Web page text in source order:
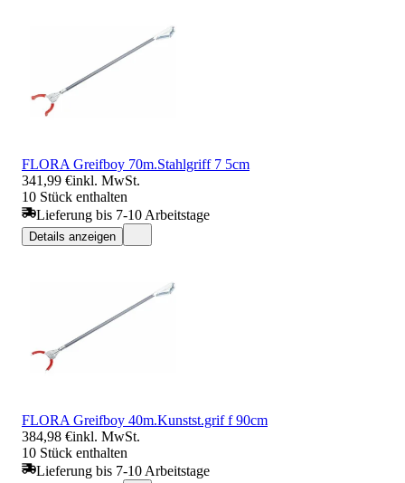
FLORA Greifboy 70m.Stahlgriff 7 5cm
341,99 €inkl. MwSt.
10 Stück enthalten
Lieferung bis 7-10 Arbeitstage
Details anzeigen
FLORA Greifboy 40m.Kunstst.grif f 90cm
384,98 €inkl. MwSt.
10 Stück enthalten
Lieferung bis 7-10 Arbeitstage